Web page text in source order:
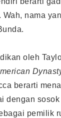
nama
oleh
berarti
dengan
pemilik